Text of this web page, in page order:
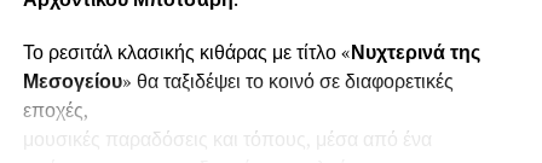
Το ρεσιτάλ κλασικής κιθάρας με τίτλο «Νυχτερινά της
Μεσογείου» θα ταξιδέψει το κοινό σε διαφορετικές
εποχές,
μουσικές παραδόσεις και τόπους, μέσα από ένα